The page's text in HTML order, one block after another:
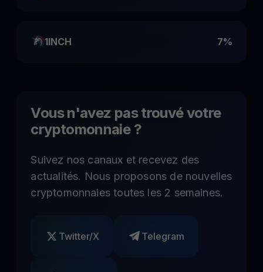
1INCH 7%
Vous n'avez pas trouvé votre
cryptomonnaie ?
Suivez nos canaux et recevez des
actualités. Nous proposons de nouvelles
cryptomonnaies toutes les 2 semaines.
Twitter/X Telegram